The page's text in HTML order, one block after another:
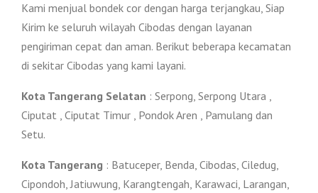
Kami menjual bondek cor dengan harga terjangkau, Siap
Kirim ke seluruh wilayah Cibodas dengan layanan
pengiriman cepat dan aman. Berikut beberapa kecamatan
di sekitar Cibodas yang kami layani.
Kota Tangerang Selatan : Serpong, Serpong Utara ,
Ciputat , Ciputat Timur , Pondok Aren , Pamulang dan
Setu.
Kota Tangerang : Batuceper, Benda, Cibodas, Ciledug,
Cipondoh, Jatiuwung, Karangtengah, Karawaci, Larangan,